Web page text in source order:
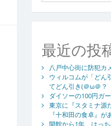
最近の投
八戸中心街に防犯カ
ウィルコムが「どん
てどん引き(＠ω＠？
ダイソーの100円ガ
東京に『スタミナ源
『十和田の食卓』が
開館から1年、はっ